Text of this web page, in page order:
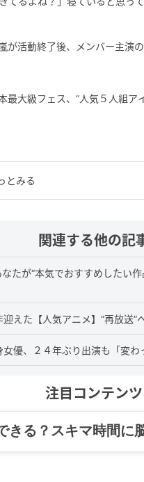
が活動終了後、メンバー主演
最大級フェス、“人気５人組
とみる
関連する他の記
たが“本気でおすすめしたい
迎えた【人気アニメ】“再放送
優、２４年ぶり出演も「変わ
注目コンテンツ
て、旅行記……全部